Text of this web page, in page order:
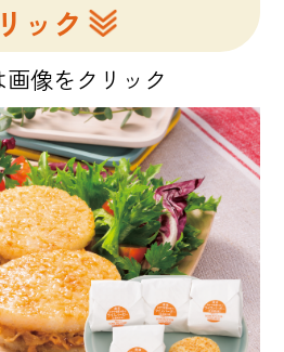
ック
像をクリック